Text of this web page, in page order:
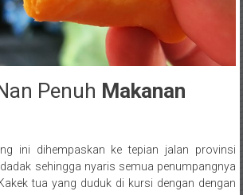
Penuh Makanan
ini dihempaskan ke tepian jalan provinsi
sehingga nyaris semua penumpangnya
tua yang duduk di kursi dengan dengan